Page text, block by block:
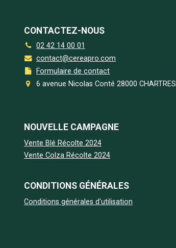
CONTACTEZ-NOUS
02 42 14 00 01
contact@cereapro.com
Formulaire de contact
6 avenue Nicolas Conté 28000 CHARTRES
NOUVELLE CAMPAGNE
Vente Blé Récolte 2024
Vente Colza Récolte 2024
CONDITIONS GÉNÉRALES
Conditions générales d'utilisation